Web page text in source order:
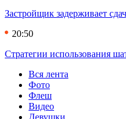
Застройщик задерживает
20:50
Стратегии использования
Вся лента
Фото
Флеш
Видео
Девушки